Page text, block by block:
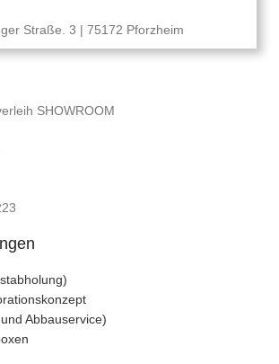
Straße. 3 | 75172 Pforzheim
SHOWROOM
Abbauservice)